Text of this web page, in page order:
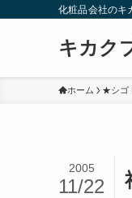
化粧品会社のキ
キカク
ホーム ★シゴ
2005
11/22